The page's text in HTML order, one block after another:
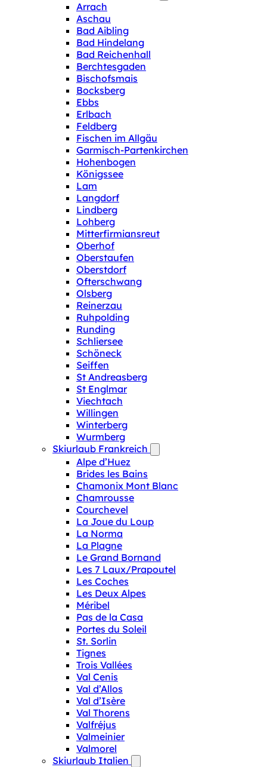
Arrach
Aschau
Bad Aibling
Bad Hindelang
Bad Reichenhall
Berchtesgaden
Bischofsmais
Bocksberg
Ebbs
Erlbach
Feldberg
Fischen im Allgäu
Garmisch-Partenkirchen
Hohenbogen
Königssee
Lam
Langdorf
Lindberg
Lohberg
Mitterfirmiansreut
Oberhof
Oberstaufen
Oberstdorf
Ofterschwang
Olsberg
Reinerzau
Ruhpolding
Runding
Schliersee
Schöneck
Seiffen
St Andreasberg
St Englmar
Viechtach
Willingen
Winterberg
Wurmberg
Skiurlaub Frankreich
Alpe d’Huez
Brides les Bains
Chamonix Mont Blanc
Chamrousse
Courchevel
La Joue du Loup
La Norma
La Plagne
Le Grand Bornand
Les 7 Laux/Prapoutel
Les Coches
Les Deux Alpes
Méribel
Pas de la Casa
Portes du Soleil
St. Sorlin
Tignes
Trois Vallées
Val Cenis
Val d’Allos
Val d’Isère
Val Thorens
Valfréjus
Valmeinier
Valmorel
Skiurlaub Italien